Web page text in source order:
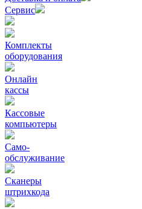
Сервис
Комплекты
оборудования
Онлайн
кассы
Кассовые
компьютеры
Само-
обслуживание
Сканеры
штрихкода